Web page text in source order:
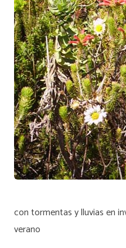
con tormentas y lluvias en
verano